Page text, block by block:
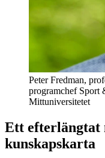
Peter Fredman,
programchef Sport
Mittuniversitetet
Ett efterlängtat
kunskapskarta